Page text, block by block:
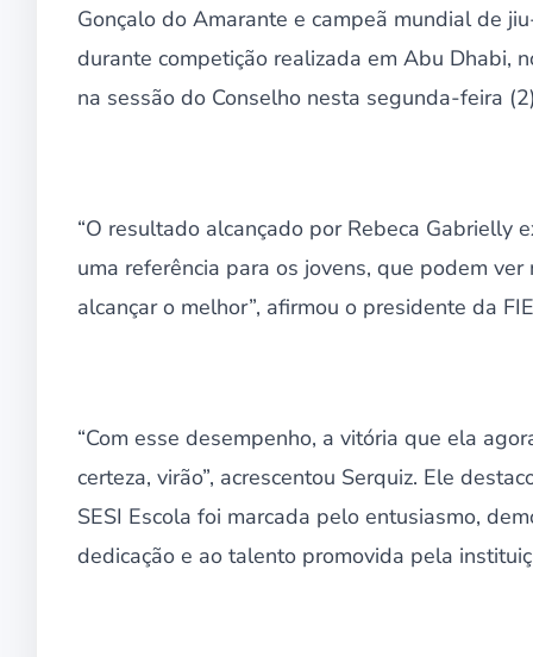
Gonçalo do Amarante e campeã mundial de
durante competição realizada em Abu Dhabi,
na sessão do Conselho nesta segunda-feira
“O resultado alcançado por Rebeca Gabrielly
uma referência para os jovens, que podem
alcançar o melhor”, afirmou o presidente da
“Com esse desempenho, a vitória que ela
certeza, virão”, acrescentou Serquiz. Ele
SESI Escola foi marcada pelo entusiasmo,
dedicação e ao talento promovida pela